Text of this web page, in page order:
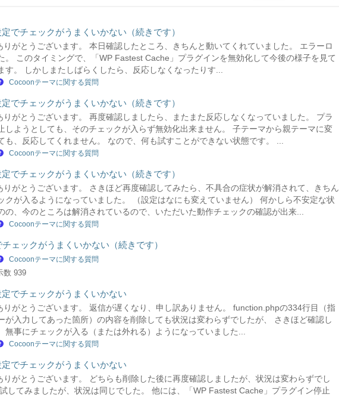
でチェックがうまくいかない（続きです）
りがとうございます。 本日確認したところ、きちんと動いてくれていました。 エラーロ
。 このタイミングで、「WP Fastest Cache」プラグインを無効化して今後の様子を見て
す。 しかしまたしばらくしたら、反応しなくなったりす...
Cocoonテーマに関する質問
でチェックがうまくいかない（続きです）
りがとうございます。 再度確認しましたら、またまた反応しなくなっていました。 プラ
しようとしても、そのチェックが入らず無効化出来ません。 子テーマから親テーマに変
も、反応してくれません。 なので、何も試すことができない状態です。 ...
Cocoonテーマに関する質問
でチェックがうまくいかない（続きです）
りがとうございます。 さきほど再度確認してみたら、不具合の症状が解消されて、きちん
クが入るようになっていました。 （設定はなにも変えていません） 何かしら不安定な状
の、今のところは解消されているので、いただいた動作チェックの確認が出来...
Cocoonテーマに関する質問
ェックがうまくいかない（続きです）
Cocoonテーマに関する質問
数 939
でチェックがうまくいかない
りがとうございます。 返信が遅くなり、申し訳ありません。 function.phpの334行目（指
が入力してあった箇所）の内容を削除しても状況は変わらずでしたが、 さきほど確認し
無事にチェックが入る（または外れる）ようになっていました...
Cocoonテーマに関する質問
でチェックがうまくいかない
りがとうございます。 どちらも削除した後に再度確認しましたが、状況は変わらずでし
してみましたが、状況は同じでした。 他には、「WP Fastest Cache」プラグイン停止